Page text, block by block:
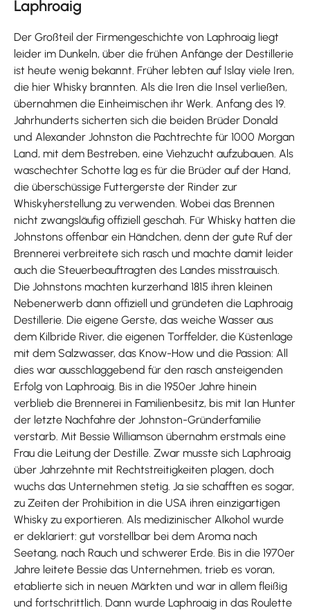
Laphroaig
Der Großteil der Firmengeschichte von Laphroaig liegt
leider im Dunkeln, über die frühen Anfänge der Destillerie
ist heute wenig bekannt. Früher lebten auf Islay viele Iren,
die hier Whisky brannten. Als die Iren die Insel verließen,
übernahmen die Einheimischen ihr Werk. Anfang des 19.
Jahrhunderts sicherten sich die beiden Brüder Donald
und Alexander Johnston die Pachtrechte für 1000 Morgan
Land, mit dem Bestreben, eine Viehzucht aufzubauen. Als
waschechter Schotte lag es für die Brüder auf der Hand,
die überschüssige Futtergerste der Rinder zur
Whiskyherstellung zu verwenden. Wobei das Brennen
nicht zwangsläufig offiziell geschah. Für Whisky hatten die
Johnstons offenbar ein Händchen, denn der gute Ruf der
Brennerei verbreitete sich rasch und machte damit leider
auch die Steuerbeauftragten des Landes misstrauisch.
Die Johnstons machten kurzerhand 1815 ihren kleinen
Nebenerwerb dann offiziell und gründeten die Laphroaig
Destillerie. Die eigene Gerste, das weiche Wasser aus
dem Kilbride River, die eigenen Torffelder, die Küstenlage
mit dem Salzwasser, das Know-How und die Passion: All
dies war ausschlaggebend für den rasch ansteigenden
Erfolg von Laphroaig. Bis in die 1950er Jahre hinein
verblieb die Brennerei in Familienbesitz, bis mit Ian Hunter
der letzte Nachfahre der Johnston-Gründerfamilie
verstarb. Mit Bessie Williamson übernahm erstmals eine
Frau die Leitung der Destille. Zwar musste sich Laphroaig
über Jahrzehnte mit Rechtstreitigkeiten plagen, doch
wuchs das Unternehmen stetig. Ja sie schafften es sogar,
zu Zeiten der Prohibition in die USA ihren einzigartigen
Whisky zu exportieren. Als medizinischer Alkohol wurde
er deklariert: gut vorstellbar bei dem Aroma nach
Seetang, nach Rauch und schwerer Erde. Bis in die 1970er
Jahre leitete Bessie das Unternehmen, trieb es voran,
etablierte sich in neuen Märkten und war in allem fleißig
und fortschrittlich. Dann wurde Laphroaig in das Roulette